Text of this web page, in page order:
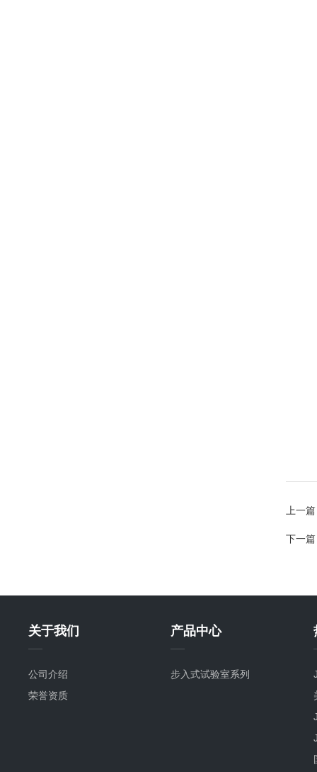
上一
下一
关于我们
公司介绍
荣誉资质
产品中心
步入式试验室系列